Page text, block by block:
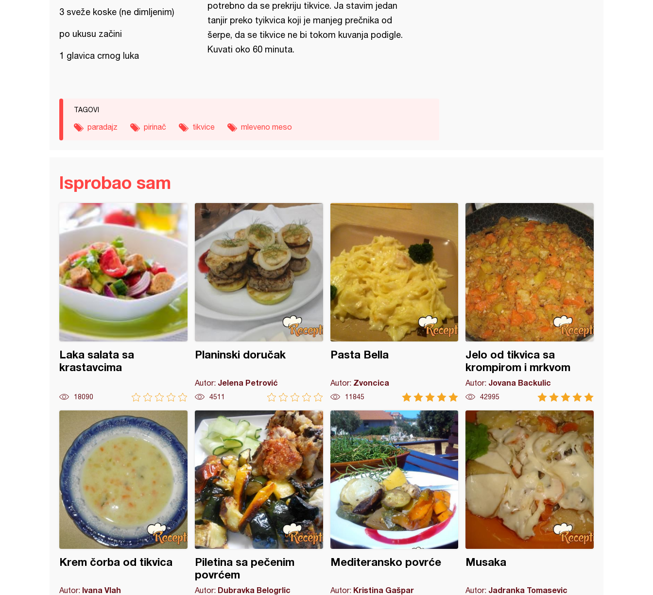
3 sveže koske (ne dimljenim)
po ukusu začini
1 glavica crnog luka
potrebno da se prekriju tikvice. Ja stavim jedan
tanjir preko tyikvica koji je manjeg prečnika od
šerpe, da se tikvice ne bi tokom kuvanja podigle.
Kuvati oko 60 minuta.
TAGOVI
paradajz pirinač tikvice mleveno meso
Isprobao sam
Laka salata sa
krastavcima
18090
Planinski doručak
Autor: Jelena Petrović
4511
Pasta Bella
Autor: Zvoncica
11845
Jelo od tikvica sa
krompirom i mrkvom
Autor: Jovana Backulic
42995
tikvica sa krompirom i mrkvom
Krem čorba od tikvica
Autor: Ivana Vlah
Piletina sa pečenim
povrćem
Autor: Dubravka Belogrlic
Mediteransko povrće
Autor: Kristina Gašpar
Musaka
Autor: Jadranka Tomasevic